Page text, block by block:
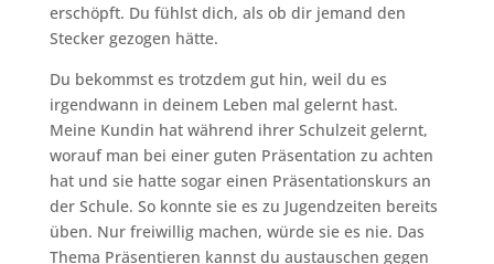
erschöpft. Du fühlst dich, als ob dir jemand den
Stecker gezogen hätte.
Du bekommst es trotzdem gut hin, weil du es
irgendwann in deinem Leben mal gelernt hast.
Meine Kundin hat während ihrer Schulzeit gelernt,
worauf man bei einer guten Präsentation zu achten
hat und sie hatte sogar einen Präsentationskurs an
der Schule. So konnte sie es zu Jugendzeiten bereits
üben. Nur freiwillig machen, würde sie es nie. Das
Thema Präsentieren kannst du austauschen gegen